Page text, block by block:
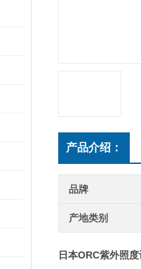
产品介绍：
品牌
产地类别
日本ORC紫外照度